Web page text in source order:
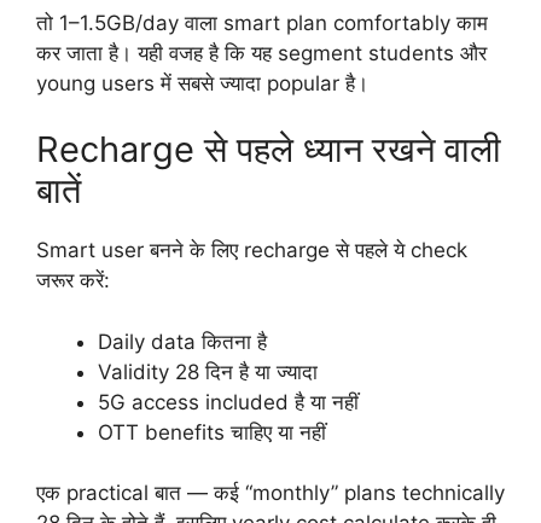
तो 1–1.5GB/day वाला smart plan comfortably काम
कर जाता है। यही वजह है कि यह segment students और
young users में सबसे ज्यादा popular है।
Recharge से पहले ध्यान रखने वाली
बातें
Smart user बनने के लिए recharge से पहले ये check
जरूर करें:
Daily data कितना है
Validity 28 दिन है या ज्यादा
5G access included है या नहीं
OTT benefits चाहिए या नहीं
एक practical बात — कई “monthly” plans technically